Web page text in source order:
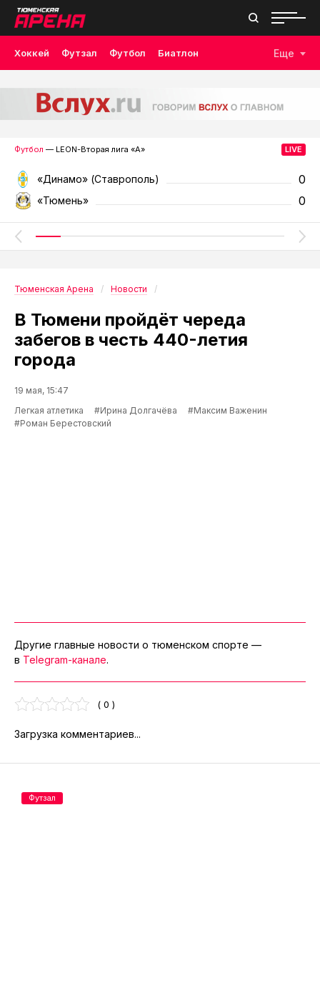
Хоккей Футзал Футбол Биатлон Еще
Футбол — LEON-Вторая лига «А»
«Динамо» (Ставрополь) 0
«Тюмень» 0
Тюменская Арена Новости
В Тюмени пройдёт череда
забегов в честь 440-летия
города
19 мая, 15:47
Легкая атлетика
#Ирина Долгачёва
#Максим Важенин
#Роман Берестовский
Другие главные новости о тюменском спорте —
в Telegram-канале.
( 0 )
Загрузка комментариев...
Футзал